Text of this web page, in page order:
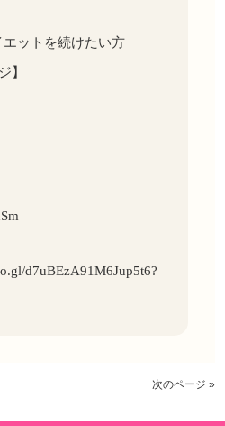
ットを続けたい方
】
d7uBEzA91M6Jup5t6?
次のページ »